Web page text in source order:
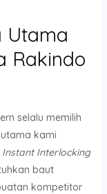
Utama
Rakindo
selalu memilih
kami
Instant Interlocking
baut
kompetitor